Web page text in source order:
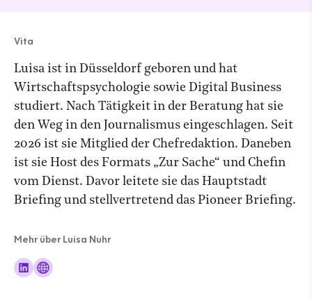
Vita
Luisa ist in Düsseldorf geboren und hat
Wirtschaftspsychologie sowie Digital Business
studiert. Nach Tätigkeit in der Beratung hat sie
den Weg in den Journalismus eingeschlagen. Seit
2026 ist sie Mitglied der Chefredaktion. Daneben
ist sie Host des Formats „Zur Sache“ und Chefin
vom Dienst. Davor leitete sie das Hauptstadt
Briefing und stellvertretend das Pioneer Briefing.
Mehr über Luisa Nuhr